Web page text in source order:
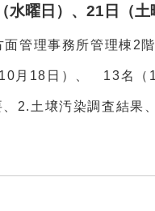
曜日）、21日（土
管理事務所管理棟2
月18日）、 13名（
2.土壌汚染調査結果